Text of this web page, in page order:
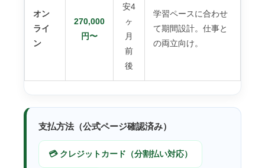
オン
ライ
ン
270,000
円〜
安4
ヶ
月
前
後
学習ペースに合わせ
て期間設計。仕事と
の両立向け。
支払方法（公式ページ確認済み）
💳 クレジットカード（分割払い対応）